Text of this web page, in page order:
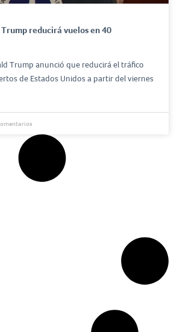
reducirá vuelos en 40
Trump anunció que reducirá el tráfico
de Estados Unidos a partir del viernes